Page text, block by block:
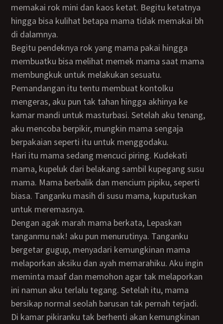
memakai rok mini dan kaos ketat. Begitu ketatnya
hingga bisa kulihat betapa mama tidak memakai bh
di dalamnya.
Begitu pendeknya rok yang mama pakai hingga
membuatku bisa melihat memek mama saat mama
membungkuk untuk melakukan sesuatu.
Pemandangan itu tentu membuat kontolku
mengeras, aku pun tak tahan hingga akhinya ke
kamar mandi untuk masturbasi. Setelah aku tenang,
aku mencoba berpikir, mungkin mama sengaja
berpakaian seperti itu untuk menggodaku.
Hari itu mama sedang mencuci piring. Kudekati
mama, kupeluk dari belakang sambil kupegang susu
mama. Mama berbalik dan mencium pipiku, seperti
biasa. Tanganku masih di susu mama, kuputuskan
untuk meremasnya.
Dengan agak marah mama berkata, Lepaskan
tanganmu nak! aku pun menurutinya. Tanganku
bergetar gugup, menyadari kemungkinan mama
melaporkan aksiku dan ayah memarahiku. Aku ingin
meminta maaf dan memohon agar tak melaporkan
ini namun aku terlalu tegang. Setelah itu, mama
bersikap normal seolah barusan tak pernah terjadi.
Di kamar pikiranku tak berhenti akan kemungkinan